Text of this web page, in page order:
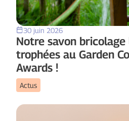
30 juin 2026
Notre savon
trophées au Garden
Awards !
Actus